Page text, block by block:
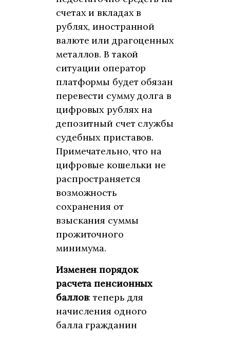
счетах и вкладах в
рублях, иностранной
валюте или драгоценных
металлов. В такой
ситуации оператор
платформы будет обязан
перевести сумму долга в
цифровых рублях на
депозитный счет службы
судебных приставов.
Примечательно, что на
цифровые кошельки не
распространяется
возможность
сохранения от
взыскания суммы
прожиточного
минимума.
Изменен порядок
расчета пенсионных
баллов: теперь для
начисления одного
балла гражданин